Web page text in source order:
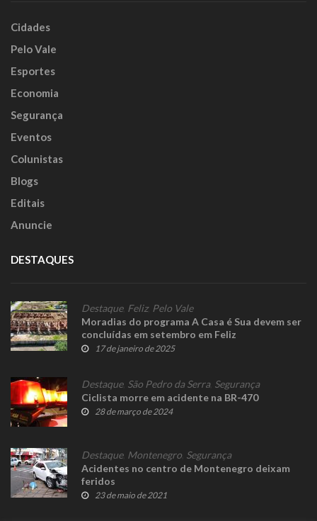
Cidades
Pelo Vale
Esportes
Economia
Segurança
Eventos
Colunistas
Blogs
Editais
Anuncie
DESTAQUES
Destaque, Feliz, Pelo Vale
Moradias do programa A Casa é Sua devem ser
concluídas em setembro em Feliz
17 de janeiro de 2025
Destaque, São Pedro da Serra, Segurança
Ciclista morre em acidente na BR-470
28 de março de 2024
Destaque, Montenegro Segurança
Acidentes no centro de Montenegro deixam
feridos
23 de maio de 2021